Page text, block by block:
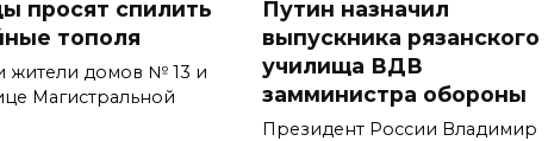
просят спилить
тополя
жители домов № 13 и
Магистральной
Путин назначил
выпускника рязанского
училища ВДВ
замминистра обороны
Президент России Владимир